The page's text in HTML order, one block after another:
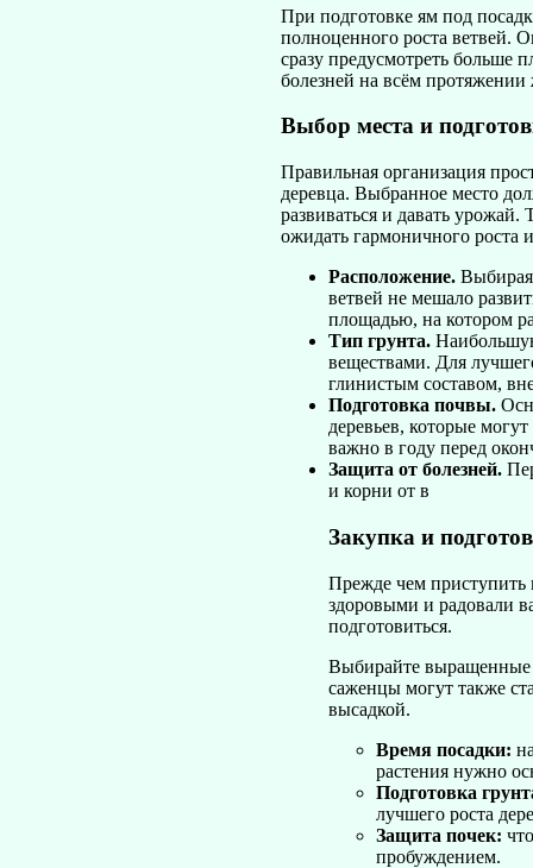
При подготовке ям под
полноценного роста ветвей.
сразу предусмотреть больше
болезней на всём
Выбор места и
Правильная организация
деревца. Выбранное место
развиваться и давать
ожидать гармоничного роста
Расположение. Выбирая
ветвей не мешало
площадью, на котором
Тип грунта.
веществами. Для
глинистым составом,
Подготовка почвы.
деревьев, которые
важно в году перед
Защита от болезней.
и корни от в
Закупка и
Прежде чем приступить
здоровыми и радовали
подготовиться.
Выбирайте выращенные
саженцы могут также
высадкой.
Время посадки:
растения нужно
Подготовка
лучшего роста
Защита почек:
пробуждением.